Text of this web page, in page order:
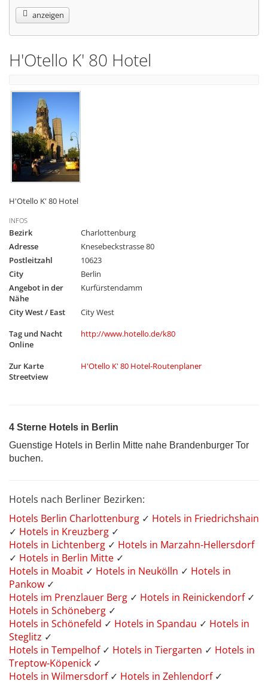
anzeigen
H'Otello K' 80 Hotel
H'Otello K' 80 Hotel
INFOS
Bezirk
Charlottenburg
Adresse
Knesebeckstrasse 80
Postleitzahl
10623
City
Berlin
Angebot in der
Nähe
Kurfürstendamm
City West / East
City West
Tag und Nacht
Online
http://www.hotello.de/k80
Zur Karte
Streetview
H'Otello K' 80 Hotel-Routenplaner
4 Sterne Hotels in Berlin
Guenstige Hotels in Berlin Mitte nahe Brandenburger Tor
buchen.
Hotels nach Berliner Bezirken:
Hotels Berlin Charlottenburg ✓ Hotels in Friedrichshain
✓ Hotels in Kreuzberg ✓
Hotels in Lichtenberg ✓ Hotels in Marzahn-Hellersdorf
✓ Hotels in Berlin Mitte ✓
Hotels in Moabit ✓ Hotels in Neukölln ✓ Hotels in
Pankow ✓
Hotels im Prenzlauer Berg ✓ Hotels in Reinickendorf ✓
Hotels in Schöneberg ✓
Hotels in Schönefeld ✓ Hotels in Spandau ✓ Hotels in
Steglitz ✓
Hotels in Tempelhof ✓ Hotels in Tiergarten ✓ Hotels in
Treptow-Köpenick ✓
Hotels in Wilmersdorf ✓ Hotels in Zehlendorf✓